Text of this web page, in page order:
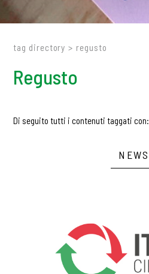
tag directory > regusto
Regusto
Di seguito tutti i contenuti taggati con:
NEWS